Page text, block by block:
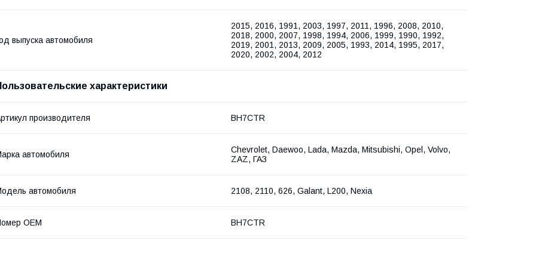
выпуска автомобиля
2015, 2016, 1991, 2003, 1997, 2011, 1996, 2008, 2010,
2018, 2000, 2007, 1998, 1994, 2006, 1999, 1990, 1992,
2019, 2001, 2013, 2009, 2005, 1993, 2014, 1995, 2017,
2020, 2002, 2004, 2012
характеристики
производителя BH7CTR
автомобиля
Chevrolet, Daewoo, Lada, Mazda, Mitsubishi, Opel, Volvo,
ZAZ, ГАЗ
автомобиля 2108, 2110, 626, Galant, L200, Nexia
OEM BH7CTR